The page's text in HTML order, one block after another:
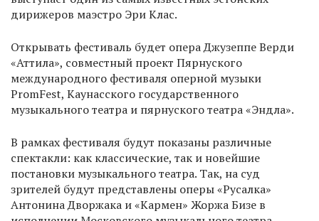
дирижеров маэстро Эри Клас.
Открывать фестиваль будет опера Джузеппе Верди
«Аттила», совместный проект Пярнуского
международного фестиваля оперной музыки
PromFest, Каунасского государственного
музыкального театра и пярнуского театра «Эндла».
В рамках фестиваля будут показаны различные
спектакли: как классические, так и новейшие
постановки музыкального театра. Так, на суд
зрителей будут представлены оперы «Русалка»
Антонина Дворжака и «Кармен» Жоржа Бизе в